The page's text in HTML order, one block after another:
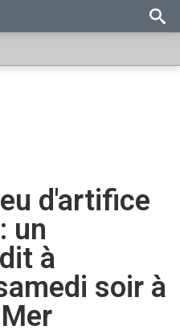
d'artifice
un
à
soir à